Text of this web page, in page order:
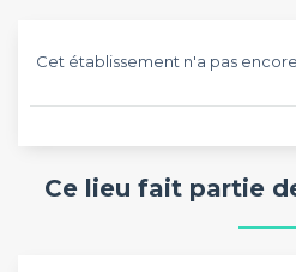
Cet établissement n'a pas
Ce lieu fait partie